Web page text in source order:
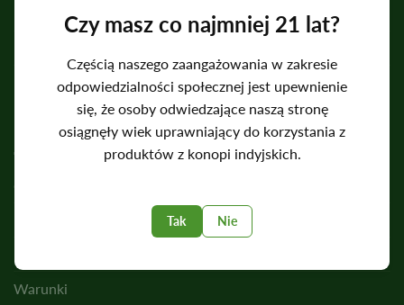
Czy masz co najmniej 21 lat?
Częścią naszego zaangażowania w zakresie
odpowiedzialności społecznej jest upewnienie
się, że osoby odwiedzające naszą stronę
osiągnęły wiek uprawniający do korzystania z
produktów z konopi indyjskich.
Tak Nie
Nasiona CBD
Nasiona łatwe w uprawie
FIRMA
Warunki